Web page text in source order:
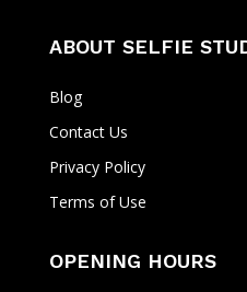
ABOUT SELFIE
Blog
Contact Us
Privacy Policy
Terms of Use
OPENING HOURS